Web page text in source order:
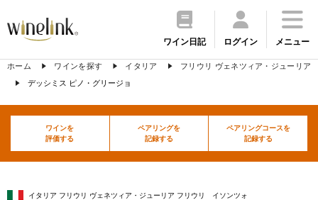
ワイン日記 ログイン メニュー
ホーム ワインを探す イタリア
フリウリ ヴェネツィア・ジューリア
デッシミス ピノ・グリージョ
ワインを
評価する
ペアリングを
記録する
ペアリングコースを
記録する
イタリア フリウリ ヴェネツィア・ジューリア フリウリ イソンツォ